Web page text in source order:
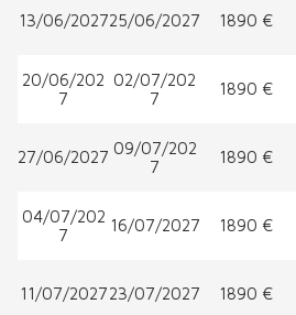
13/06/202725/06/2027 1890 €
20/06/202
7
02/07/202
7
1890 €
27/06/2027 09/07/202
7
1890 €
04/07/202
7
16/07/2027 1890 €
11/07/202723/07/2027 1890 €